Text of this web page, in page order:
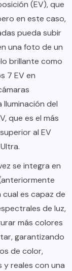
(EV), que
en este caso,
pueda subir
una foto de un
brillante como
7 EV en
Iluminación del
que es el más
al EV
se integra en
cual es capaz de
de luz,
más colores
garantizando
de color,
reales con una